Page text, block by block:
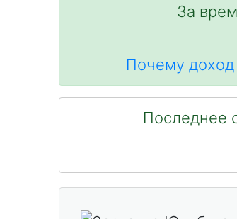
За
Почему
Последнее